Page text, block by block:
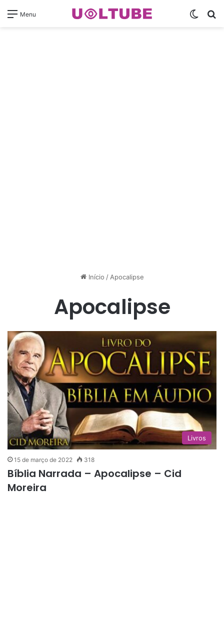
Menu
Início / Apocalipse
Apocalipse
Livros
15 de março de 2022 318
Bíblia Narrada – Apocalipse – Cid
Moreira